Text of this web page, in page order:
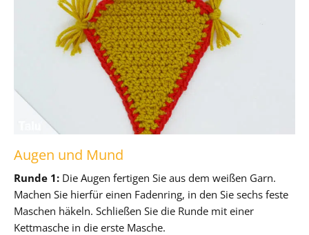
Augen und Mund
Runde 1: Die Augen fertigen Sie aus dem weißen Garn.
Machen Sie hierfür einen Fadenring, in den Sie sechs feste
Maschen häkeln. Schließen Sie die Runde mit einer
Kettmasche in die erste Masche.